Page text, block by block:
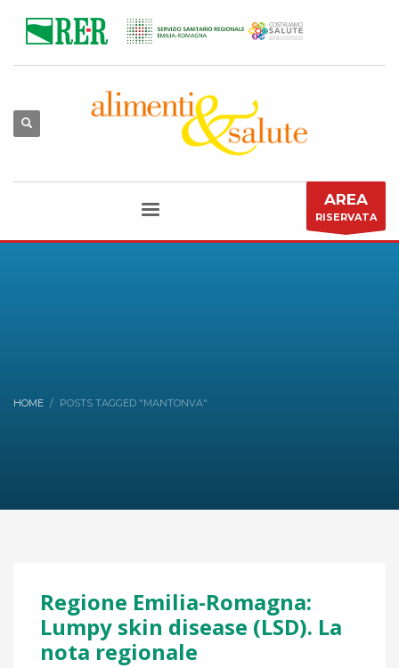
AREA
RISERVATA
HOME POSTS TAGGED "MANTONVA"
Regione Emilia-Romagna:
Lumpy skin disease (LSD). La
nota regionale